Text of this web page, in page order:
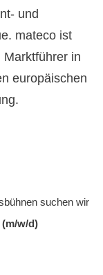
und
mateco ist
Marktführer in
europäischen
suchen wir
w/d)